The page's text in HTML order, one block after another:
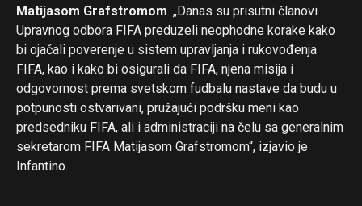
Matijasom Grafstromom. „Danas su prisutni članovi
Upravnog odbora FIFA preduzeli neophodne korake kako
bi ojačali poverenje u sistem upravljanja i rukovođenja
FIFA, kao i kako bi osigurali da FIFA, njena misija i
odgovornost prema svetskom fudbalu nastave da budu u
potpunosti ostvarivani, pružajući podršku meni kao
predsedniku FIFA, ali i administraciji na čelu sa generalnim
sekretarom FIFA Matijasom Grafstromom“, izjavio je
Infantino.